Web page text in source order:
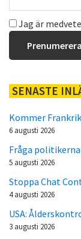
Jag är
SENASTE
Kommer
6 augusti 2026
Fråga
5 augusti 2026
Stoppa Chat
4 augusti 2026
USA:
3 augusti 2026